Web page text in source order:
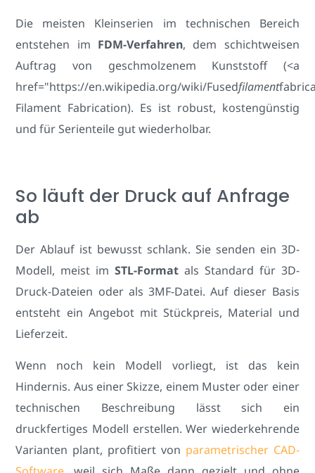
Die meisten Kleinserien im technischen Bereich
entstehen im FDM-Verfahren, dem schichtweisen
Auftrag von geschmolzenem Kunststoff (<a
href="https://en.wikipedia.org/wiki/Fusedfilament
Filament Fabrication). Es ist robust, kostengünstig
und für Serienteile gut wiederholbar.
So läuft der Druck auf Anfrage
ab
Der Ablauf ist bewusst schlank. Sie senden ein 3D-
Modell, meist imSTL-Format als Standard für 3D-
Druck-Dateien oder als 3MF-Datei. Auf dieser Basis
entsteht ein Angebot mit Stückpreis, Material und
Lieferzeit.
Wenn noch kein Modell vorliegt, ist das kein
Hindernis. Aus einer Skizze, einem Muster oder einer
technischen Beschreibung lässt sich ein
druckfertiges Modell erstellen. Wer wiederkehrende
Varianten plant, profitiert von parametrischer CAD-